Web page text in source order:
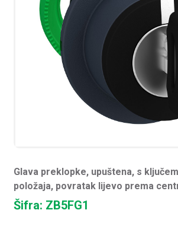
Glava preklopke, upuštena, s
položaja, povratak lijevo prema
Šifra: ZB5FG1